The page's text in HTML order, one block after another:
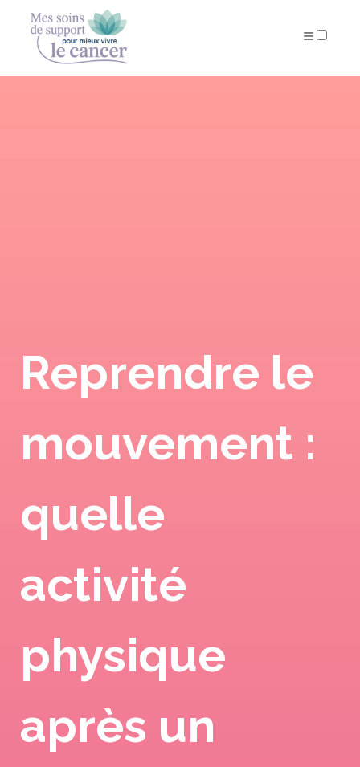
Reprendre le
mouvement :
quelle
activité
physique
après un